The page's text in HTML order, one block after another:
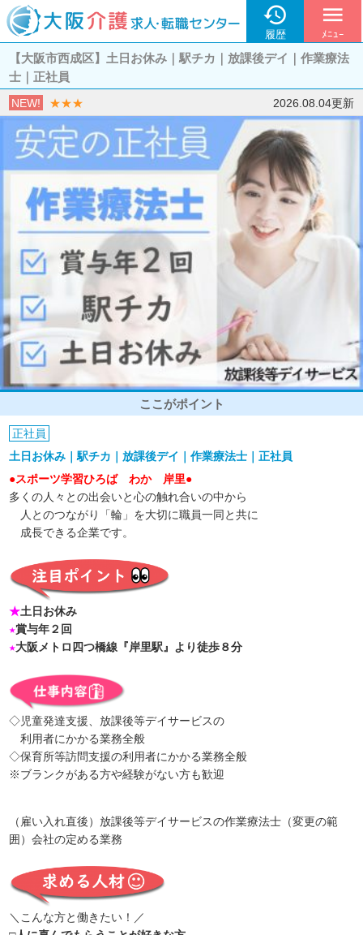

履歴
menu
ﾒﾆｭｰ
【大阪市西成区】土日お休み｜駅チカ｜放課後デイ｜作業療法
士｜正社員
NEW! ★★★ 2026.08.04更新
ここがポイント
正社員
土日お休み｜駅チカ｜放課後デイ｜作業療法士｜正社員
●スポーツ学習ひろば わか 岸里●
多くの人々との出会いと心の触れ合いの中から
人とのつながり「輪」を大切に職員一同と共に
成長できる企業です。
★土日お休み
★賞与年２回
★大阪メトロ四つ橋線『岸里駅』より徒歩８分
◇児童発達支援、放課後等デイサービスの
利用者にかかる業務全般
◇保育所等訪問支援の利用者にかかる業務全般
※ブランクがある方や経験がない方も歓迎
（雇い入れ直後）放課後等デイサービスの作業療法士（変更の範
囲）会社の定める業務
＼こんな方と働きたい！／